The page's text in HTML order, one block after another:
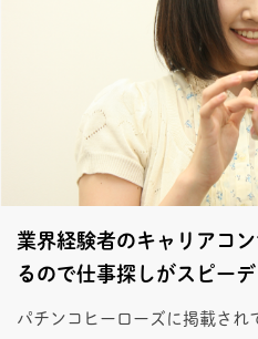
業界経験者のキャリアコ
るので仕事探しがスピー
パチンコヒーローズに掲載され